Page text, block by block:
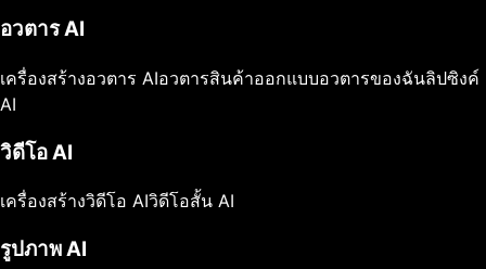
อวตาร AI
เครื่องสร้างอวตาร AIอวตารสินค้าออกแบบอวตารของฉันลิปซิงค์
AI
วิดีโอ AI
เครื่องสร้างวิดีโอ AIวิดีโอสั้น AI
รูปภาพ AI